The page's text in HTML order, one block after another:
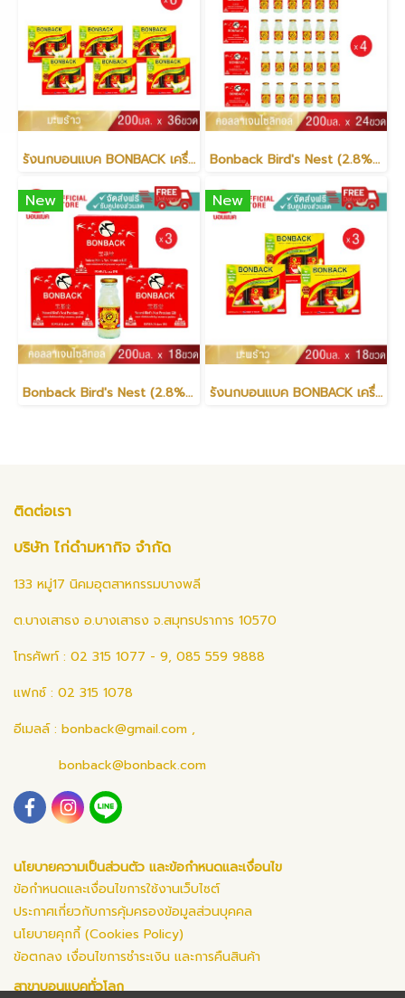
รังนกบอนแบค BONBACK เครื่องดื่มรังนกแท้สำเร็จรูป 100% จากถ้ำธรรมชาติ สูตรมะพร้าว 200 มล. (6 แพค) Bonback Bird's Nest (2.8%) Beverage with Collagen Xylitol Formula 200ml
New
Bonback Bird's Nest (2.8%) Beverage with Collagen Xylitol Formula 200ml
New
รังนกบอนแบค BONBACK เครื่องดื่มรังนกแท้สำเร็จรูป 100% จากถ้ำธรรมชาติ สูตรมะพร้าว 200 มล. (3 แพค)
ติดต่อเรา
บริษัท ไก่ดำมหากิจ จำกัด
133 หมู่17 นิคมอุตสาหกรรมบางพลี
ต.บางเสาธง อ.บางเสาธง จ.สมุทรปราการ 10570
โทรศัพท์ : 02 315 1077 - 9, 085 559 9888
แฟกซ์ : 02 315 1078
อีเมลล์ : bonback@gmail.com ,
bonback@bonback.com
นโยบายความเป็นส่วนตัว และข้อกำหนดและเงื่อนไข
ข้อกำหนดและเงื่อนไขการใช้งานเว็บไซต์
ประกาศเกี่ยวกับการคุ้มครองข้อมูลส่วนบุคคล
นโยบายคุกกี้ (Cookies Policy)
ข้อตกลง เงื่อนไขการชำระเงิน และการคืนสินค้า
สาขาบอนแบคทั่วโลก